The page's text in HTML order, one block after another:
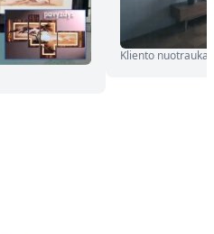
Kliento nuotrauka